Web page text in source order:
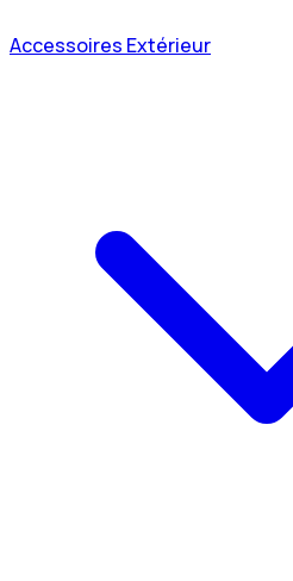
Accessoires Extérieur